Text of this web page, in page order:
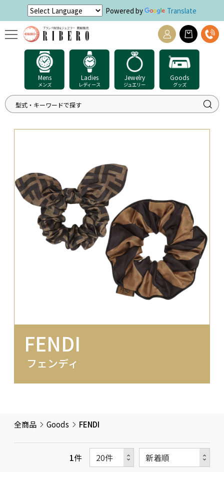
Powered by Translate
Mens
メンズ
Ladies
レディース
Jewelry
ジュエリー
Goods
グッズ
FENDI
フェンディ
全商品 Goods FENDI
1件